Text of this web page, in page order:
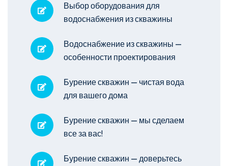
Выбор оборудования для
водоснабжения из скважины
Водоснабжение из скважины —
особенности проектирования
Бурение скважин — чистая вода
для вашего дома
Бурение скважин — мы сделаем
все за вас!
Бурение скважин — доверьтесь